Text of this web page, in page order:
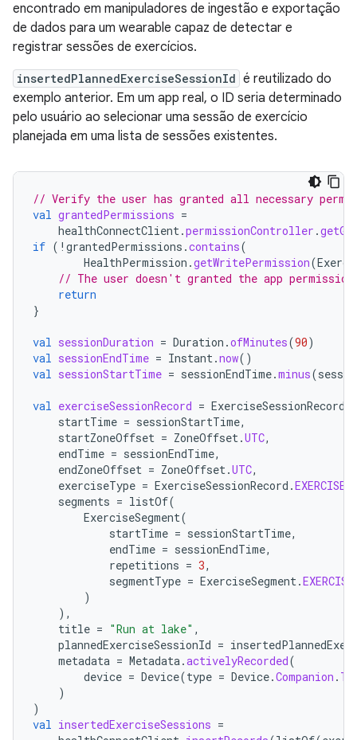
encontrado em manipuladores de ingestão e exportação
de dados para um wearable capaz de detectar e
registrar sessões de exercícios.
insertedPlannedExerciseSessionId é reutilizado do
exemplo anterior. Em um app real, o ID seria determinado
pelo usuário ao selecionar uma sessão de exercício
planejada em uma lista de sessões existentes.
// Verify the user has granted all necessary
val grantedPermissions =
healthConnectClient.permissionController .
if ( ! grantedPermissions .contains(
HealthPermission .getWritePermission(
// The user doesn't granted the app
return
}
val sessionDuration = Duration .ofMinutes(90)
val sessionEndTime = Instant.now()
val sessionStartTime = sessionEndTime.minus(
val exerciseSessionRecord = ExerciseSessionRecord
startTime = sessionStartTime,
startZoneOffset = ZoneOffset.UTC,
endTime = sessionEndTime,
endZoneOffset = ZoneOffset.UTC,
exerciseType = ExerciseSessionRecord .
segments = listOf(
ExerciseSegment(
startTime = sessionStartTime,
endTime = sessionEndTime,
repetitions = 3,
segmentType = ExerciseSegment.
)
),
title = "Run at lake" ,
plannedExerciseSessionId =
metadata = Metadata.activelyRecorded(
device = Device(type = Device.Companion .
)
)
val insertedExerciseSessions =